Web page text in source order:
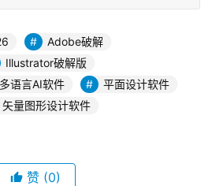
Adobe破解
Illustrator破解版
多语言AI软件
平面设计软件
矢量图形设计软件
赞 (0)